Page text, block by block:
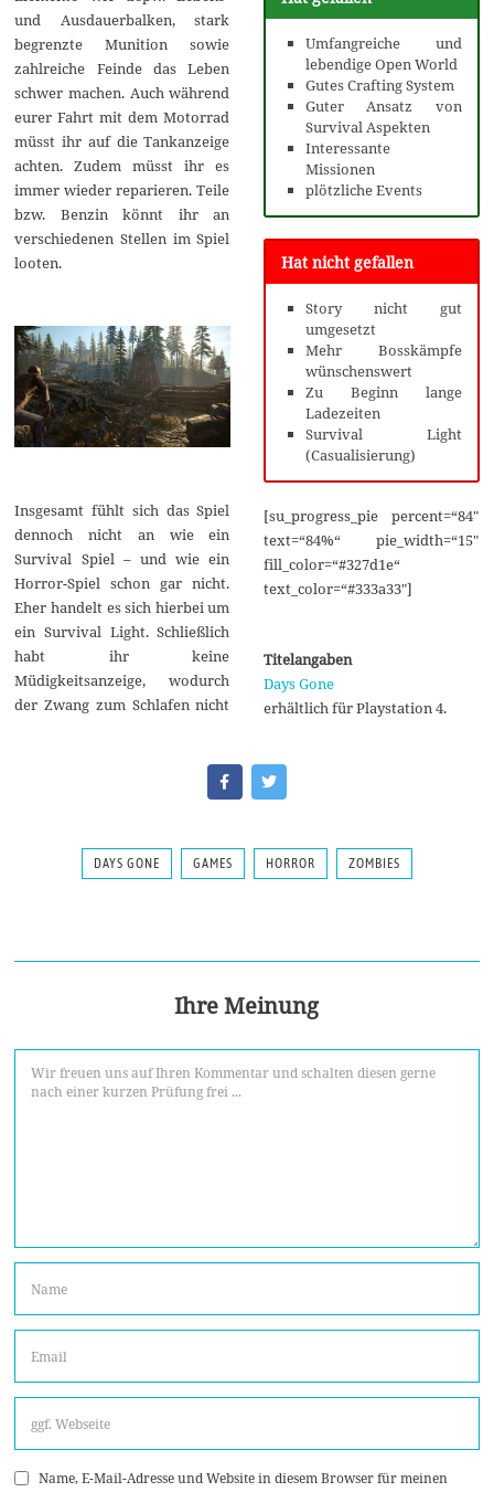
und Ausdauerbalken, stark
begrenzte Munition sowie
zahlreiche Feinde das Leben
schwer machen. Auch während
eurer Fahrt mit dem Motorrad
müsst ihr auf die Tankanzeige
achten. Zudem müsst ihr es
immer wieder reparieren. Teile
bzw. Benzin könnt ihr an
verschiedenen Stellen im Spiel
looten.
Insgesamt fühlt sich das Spiel
dennoch nicht an wie ein
Survival Spiel – und wie ein
Horror-Spiel schon gar nicht.
Eher handelt es sich hierbei um
ein Survival Light. Schließlich
habt ihr keine
Müdigkeitsanzeige, wodurch
der Zwang zum Schlafen nicht
Umfangreiche und
lebendige Open World
Gutes Crafting System
Guter Ansatz von
Survival Aspekten
Interessante
Missionen
plötzliche Events
Hat nicht gefallen
Story nicht gut
umgesetzt
Mehr Bosskämpfe
wünschenswert
Zu Beginn lange
Ladezeiten
Survival Light
(Casualisierung)
[su_progress_pie percent=“84″
text=“84%“ pie_width=“15″
fill_color=“#327d1e“
text_color=“#333a33″]
Titelangaben
Days Gone
erhältlich für Playstation 4.
DAYS GONE GAMES HORROR ZOMBIES
Ihre Meinung
Name, E-Mail-Adresse und Website in diesem Browser für meinen